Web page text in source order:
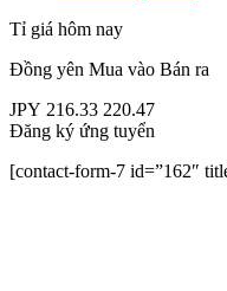
Tỉ giá hôm nay
Đồng yên Mua vào Bán ra
JPY 216.33 220.47
Đăng ký ứng tuyển
[contact-form-7 id=”162″